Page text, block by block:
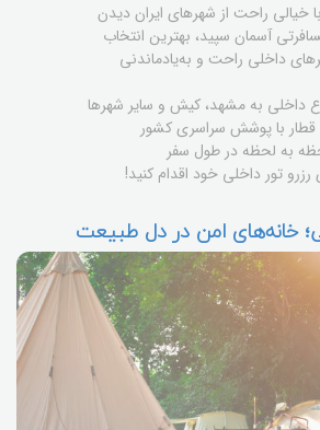
خیالی راحت از شهرهای ایران دیدن
آسمان سپید، بهترین انتخاب
داخلی راحت و به‌یادماندنی
داخلی به مشهد، کیش و سایر شهرها
با پوشش سراسری کشور
به لحظه در طول سفر
رزرو تور داخلی خود اقدام کنید!
خانه‌های امن در دل طبیعت